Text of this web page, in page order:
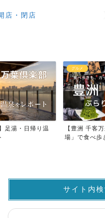
店・閉店
足湯・日帰り温
グルメ
【豊洲 千客
場」で食べ歩
サイト内